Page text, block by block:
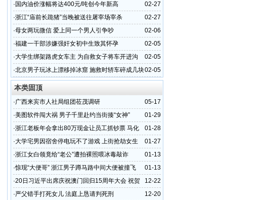
02-27
· 国内油价涨幅将达400元/吨创今年新高
02-27
·浙江“庙前长跪猪”当晚被送往屠宰场宰杀
02-06
·母女两玩微信 爱上同一个男人引争吵
02-05
·福建一干部涉嫌强奸女初中生致其怀孕
02-05
·大学生绑架路虎女车主 为自救女子将车开进沟
02-05
·北京男子玩冰上漂移掉冰窟 施救时轿车碎成几块
本类固顶
05-17
·广西来宾市人社局组团莅茂调研
01-29
·美图软件闯大祸 男子千里赴约当街揍“女神”
01-28
·浙江老板年会拿出80万现金让员工抓钞票 马化
腾叫板每人派1亿
01-27
·大学宅男因宿舍停电玩不了游戏 上街抢劫女生
01-13
·浙江女白领竟给“老公”遭拍裸照喂冰毒敲诈
01-13
·惊现“大便哥” 浙江男子蹲马路中间大便被撞飞
12-22
·20日习近平出席庆祝澳门回归15周年大会 祝贺
崔世安任职区长
12-20
·严父错手打死女儿 法庭上恳请判死刑